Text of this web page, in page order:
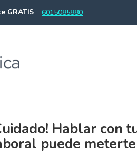
Hablar con
puede
GRATIS 6015085880